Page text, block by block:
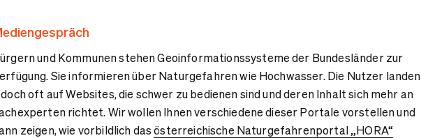
und Kommunen stehen Geoinformationssysteme der Bundesländer zur
Sie informieren über Naturgefahren wie Hochwasser. Die Nutzer landen
oft auf Websites, die schwer zu bedienen sind und deren Inhalt sich mehr an
richtet. Wir wollen Ihnen verschiedene dieser Portale vorstellen und
zeigen, wie vorbildlich dasösterreichische Naturgefahrenportal „HORA“